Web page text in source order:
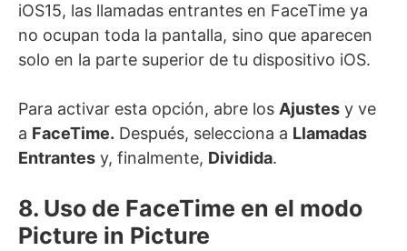
iOS15, las llamadas entrantes en FaceTime ya
no ocupan toda la pantalla, sino que aparecen
solo en la parte superior de tu dispositivo iOS.
Para activar esta opción, abre los Ajustes y ve
a FaceTime. Después, selecciona a Llamadas
Entrantes y, finalmente, Dividida.
8. Uso de FaceTime en el modo
Picture in Picture